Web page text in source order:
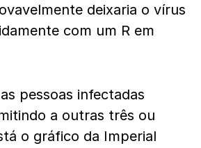
deixaria o vírus
com um R em
pessoas infectadas
a outras três ou
o gráfico da Imperial